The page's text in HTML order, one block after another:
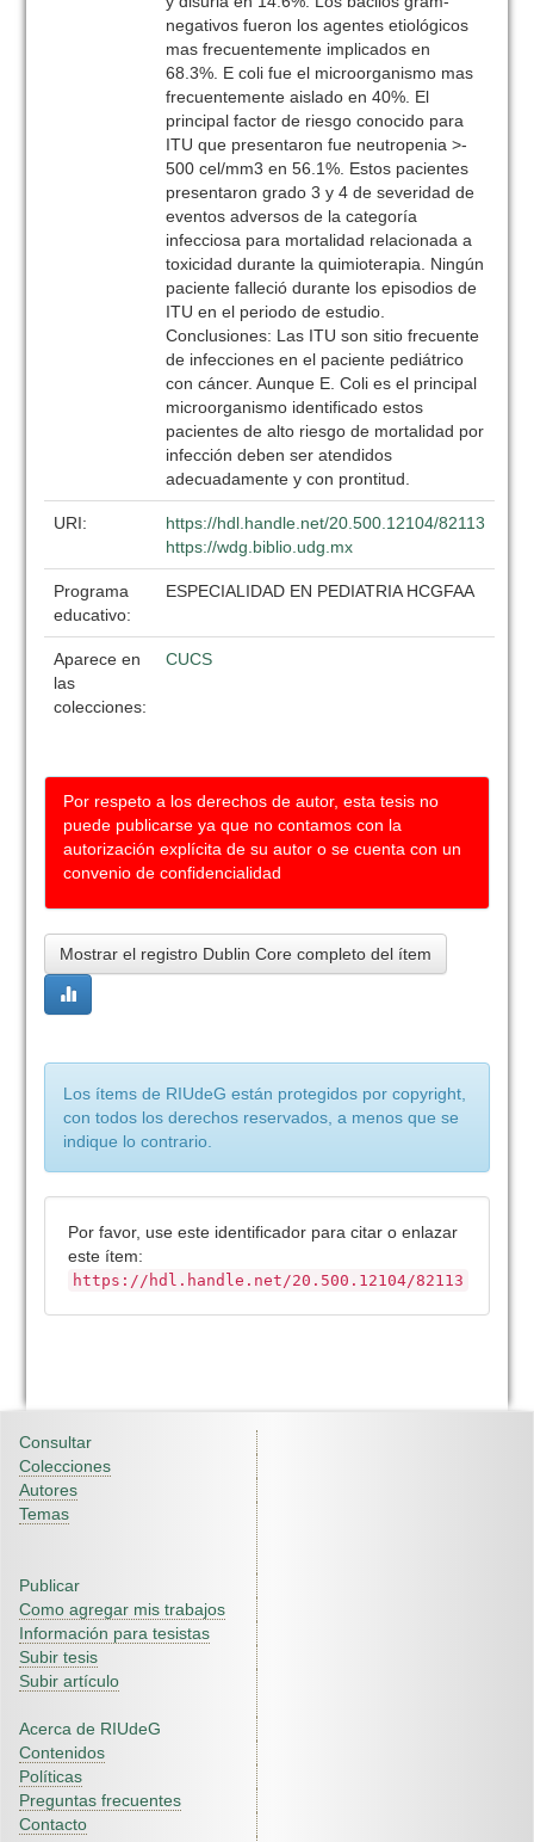
negativos fueron los agentes etiológicos
mas frecuentemente implicados en
68.3%. E coli fue el microorganismo mas
frecuentemente aislado en 40%. El
principal factor de riesgo conocido para
ITU que presentaron fue neutropenia >-
500 cel/mm3 en 56.1%. Estos pacientes
presentaron grado 3 y 4 de severidad de
eventos adversos de la categoría
infecciosa para mortalidad relacionada a
toxicidad durante la quimioterapia. Ningún
paciente falleció durante los episodios de
ITU en el periodo de estudio.
Conclusiones: Las ITU son sitio frecuente
de infecciones en el paciente pediátrico
con cáncer. Aunque E. Coli es el principal
microorganismo identificado estos
pacientes de alto riesgo de mortalidad por
infección deben ser atendidos
adecuadamente y con prontitud.
URI:
https://hdl.handle.net/20.500.12104/82113
https://wdg.biblio.udg.mx
Programa
educativo:
ESPECIALIDAD EN PEDIATRIA HCGFAA
Aparece en
las
colecciones:
CUCS
Por respeto a los derechos de autor, esta tesis no
puede publicarse ya que no contamos con la
autorización explícita de su autor o se cuenta con un
convenio de confidencialidad
Mostrar el registro Dublin Core completo del ítem
Los ítems de RIUdeG están protegidos por copyright,
con todos los derechos reservados, a menos que se
indique lo contrario.
Por favor, use este identificador para citar o enlazar
este ítem:
https://hdl.handle.net/20.500.12104/82113
Consultar
Colecciones
Autores
Temas
Publicar
Como agregar mis trabajos
Información para tesistas
Subir tesis
Subir artículo
Acerca de RIUdeG
Contenidos
Políticas
Preguntas frecuentes
Contacto